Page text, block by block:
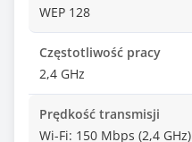
WEP 128
Częstotliwość pracy
2,4 GHz
Prędkość transmisji
Wi-Fi: 150 Mbps (2,4 GHz)